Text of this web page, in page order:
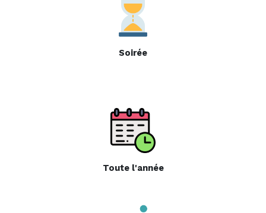
Soirée
Toute l'année